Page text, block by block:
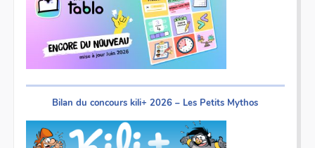
Bilan du concours kili+ 2026 – Les Petits Mythos